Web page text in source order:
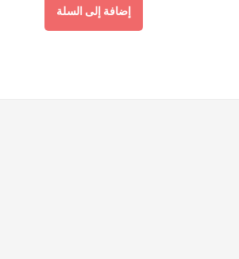
إضافة إلى السلة